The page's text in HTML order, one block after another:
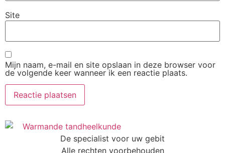
Site
Mijn naam, e-mail en site opslaan in deze browser voor
de volgende keer wanneer ik een reactie plaats.
De specialist voor uw gebit
Alle rechten voorbehouden